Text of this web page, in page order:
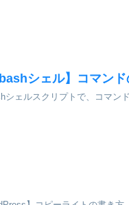
bashシェル】コマン
シェルスクリプトで、コマン